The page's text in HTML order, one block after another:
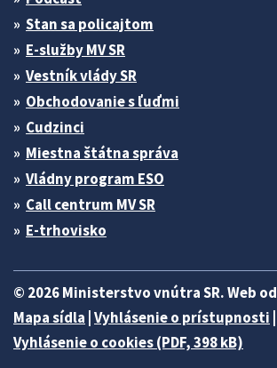
Stan sa policajtom
E-služby MV SR
Vestník vlády SR
Obchodovanie s ľuďmi
Cudzinci
Miestna štátna správa
Vládny program ESO
Call centrum MV SR
E-trhovisko
© 2026 Ministerstvo vnútra SR. Web od
Mapa sídla Vyhlásenie o prístupnosti
Vyhlásenie o cookies (PDF, 398 kB)